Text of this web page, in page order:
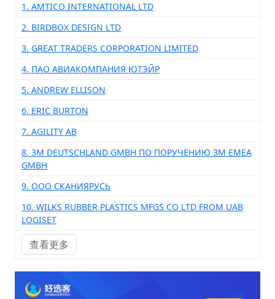
1. AMTICO INTERNATIONAL LTD
2. BIRDBOX DESIGN LTD
3. GREAT TRADERS CORPORATION LIMITED
4. ПАО АВИАКОМПАНИЯ ЮТЭЙР
5. ANDREW ELLISON
6. ERIC BURTON
7. AGILITY AB
8. 3M DEUTSCHLAND GMBH ПО ПОРУЧЕНИЮ 3M EMEA
GMBH
9. ООО СКАНИЯРУСЬ
10. WILKS RUBBER PLASTICS MFGS CO LTD FROM UAB
LOGISET
查看更多